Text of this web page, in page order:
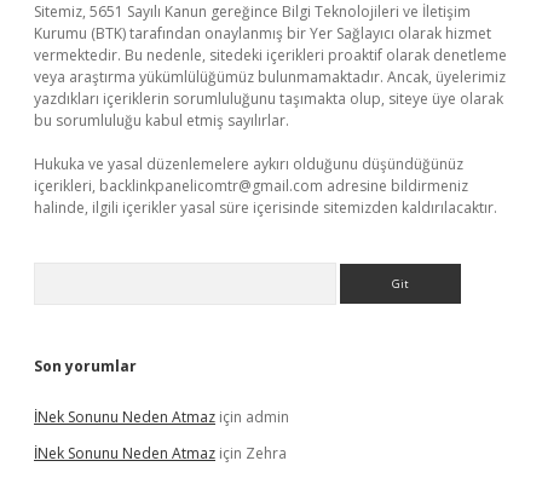
Sitemiz, 5651 Sayılı Kanun gereğince Bilgi Teknolojileri ve İletişim
Kurumu (BTK) tarafından onaylanmış bir Yer Sağlayıcı olarak hizmet
vermektedir. Bu nedenle, sitedeki içerikleri proaktif olarak denetleme
veya araştırma yükümlülüğümüz bulunmamaktadır. Ancak, üyelerimiz
yazdıkları içeriklerin sorumluluğunu taşımakta olup, siteye üye olarak
bu sorumluluğu kabul etmiş sayılırlar.
Hukuka ve yasal düzenlemelere aykırı olduğunu düşündüğünüz
içerikleri, backlinkpanelicomtr@gmail.com adresine bildirmeniz
halinde, ilgili içerikler yasal süre içerisinde sitemizden kaldırılacaktır.
Son yorumlar
İNek Sonunu Neden Atmaz için admin
İNek Sonunu Neden Atmaz için Zehra